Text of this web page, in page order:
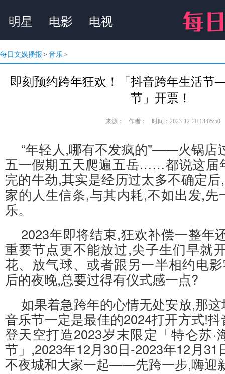
明星 电影 电视
每日文娱播报 > 音乐 >
即刻预约跨年狂欢！「抖音跨年生活
节」开票！
来源： 作者： 时间：2023-12-20 13:05:50
“年轻人,哪有不发疯的”——火锅店
五一假期五天爬遍五岳……都说这届
完的牛劲,其实是经历过太多不确定后
家的人生信条,与其内耗,不如出发,先
乐。
2023年即将结束,狂欢补偿一整年
重要节点更不能放过,尖子生们早就
花、放气球、或者跟另一半相约电
后的夜晚,总要过得有仪式感一点?
如果着急跨年的心情无处安放,那
音乐节一定是最佳的2024打开方式!
登天空打造2023岁末限定「特仑苏·
节」,2023年12月30日-2023年12月31
不夜城和大家一起——先跨一步,嗨迎